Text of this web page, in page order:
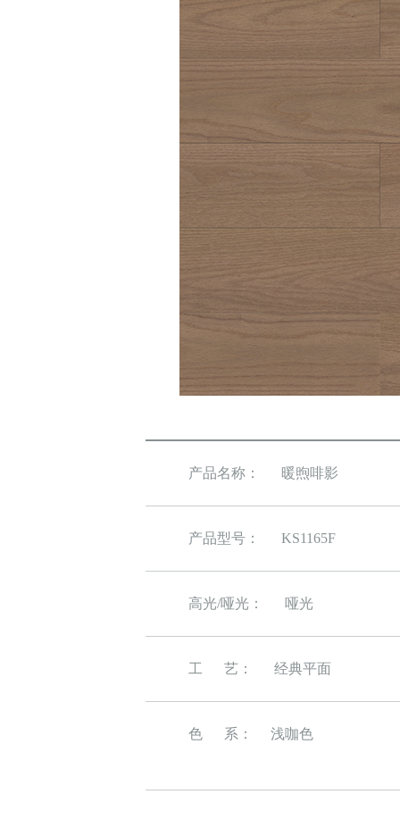
产品名称： 暖煦啡影
产品型号： KS1165F
高光/哑光： 哑光
工 艺： 经典平面
色 系： 浅咖色